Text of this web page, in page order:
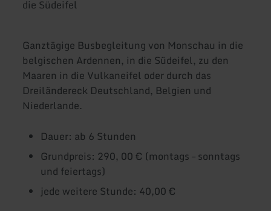
die Südeifel
Ganztägige Busbegleitung von Monschau in die
belgischen Ardennen, in die Südeifel, zu den
Maaren in die Vulkaneifel oder durch das
Dreiländereck Deutschland, Belgien und
Niederlande.
Dauer: ab 6 Stunden
Grundpreis: 290, 00 € (montags – sonntags
und feiertags)
jede weitere Stunde: 40,00 €